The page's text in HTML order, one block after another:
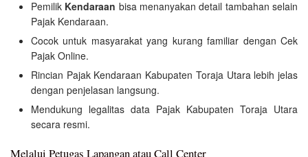
Pemilik Kendaraan bisa menanyakan detail tambahan selain
Pajak Kendaraan.
Cocok untuk masyarakat yang kurang familiar dengan Cek
Pajak Online.
Rincian Pajak Kendaraan Kabupaten Toraja Utara lebih jelas
dengan penjelasan langsung.
Mendukung legalitas data Pajak Kabupaten Toraja Utara
secara resmi.
Melalui Petugas Lapangan atau Call Center